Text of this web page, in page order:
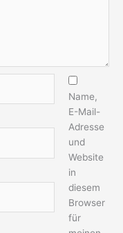
Name,
E-Mail-
Adresse
und
Website
in
diesem
Browser
für